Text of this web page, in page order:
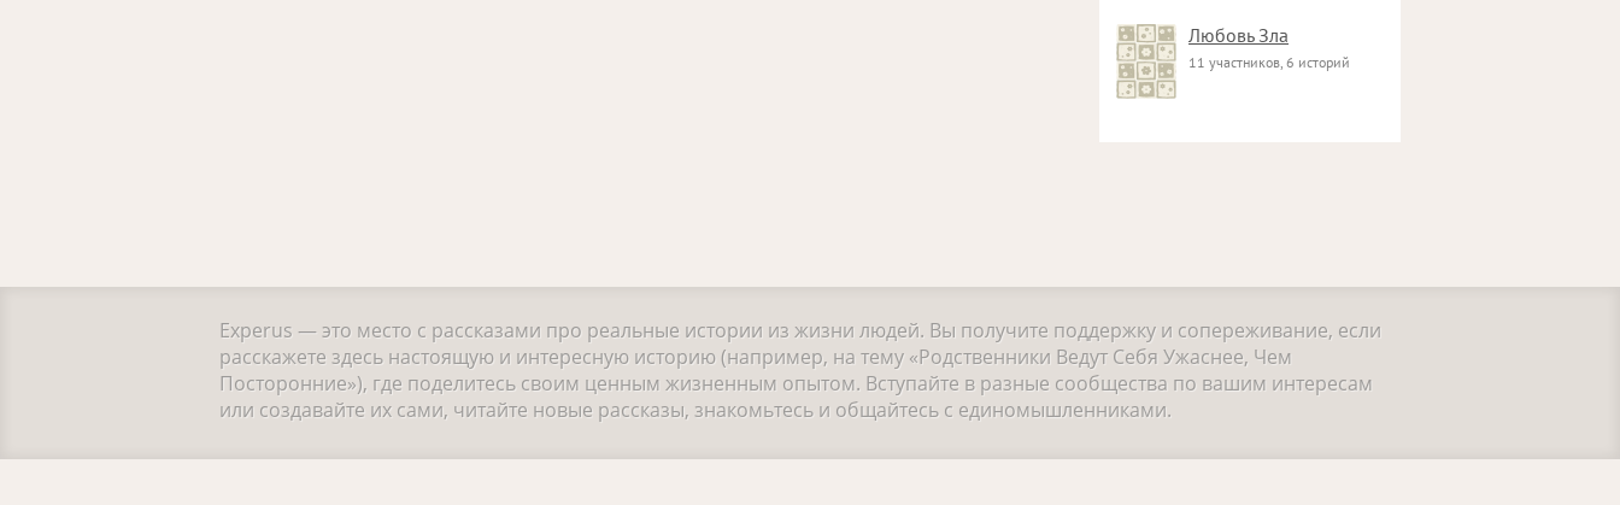
Любовь Зла
11 участников, 6 историй
Experus — это место с рассказами про реальные истории из жизни людей. Вы получите поддержку и сопереживание, если
расскажете здесь настоящую и интересную историю (например, на тему «Родственники Ведут Себя Ужаснее, Чем
Посторонние»), где поделитесь своим ценным жизненным опытом. Вступайте в разные сообщества по вашим интересам
или создавайте их сами, читайте новые рассказы, знакомьтесь и общайтесь с единомышленниками.